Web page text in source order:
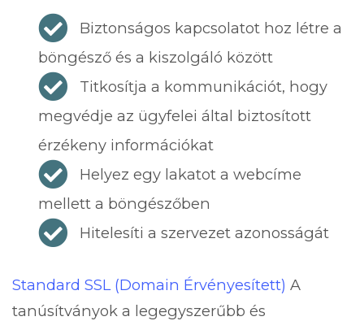
Biztonságos kapcsolatot hoz létre a
böngésző és a kiszolgáló között
Titkosítja a kommunikációt, hogy
megvédje az ügyfelei által biztosított
érzékeny információkat
Helyez egy lakatot a webcíme
mellett a böngészőben
Hitelesíti a szervezet azonosságát
Standard SSL (Domain Érvényesített) A
tanúsítványok a legegyszerűbb és